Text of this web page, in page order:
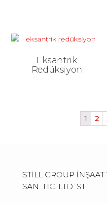
Eksantrik
Redüksiyon
1 2
STİLL GROUP
SAN. TİC. LTD. STI.